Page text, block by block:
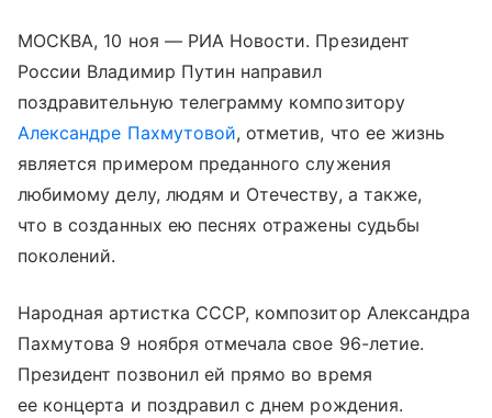
МОСКВА, 10 ноя — РИА Новости. Президент
России Владимир Путин направил
поздравительную телеграмму композитору
Александре Пахмутовой, отметив, что ее жизнь
является примером преданного служения
любимому делу, людям и Отечеству, а также,
что в созданных ею песнях отражены судьбы
поколений.
Народная артистка СССР, композитор Александра
Пахмутова 9 ноября отмечала свое 96-летие.
Президент позвонил ей прямо во время
ее концерта и поздравил с днем рождения.